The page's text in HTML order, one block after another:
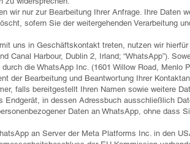
wir nur zur Bearbeitung Ihrer Anfrage. Ihre Daten
sofern Sie der weitergehenden Verarbeitung
uns in Geschäftskontakt treten, nutzen wir
Canal Harbour, Dublin 2, Irland; “WhatsApp”).
die WhatsApp Inc. (1601 Willow Road, Menlo
der Bearbeitung und Beantwortung Ihrer
falls bereitgestellt Ihren Namen sowie weitere
Endgerät, in dessen Adressbuch ausschließlich
Daten an WhatsApp, ohne dass
an Server der Meta Platforms Inc. in den